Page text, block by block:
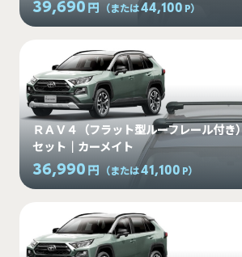
39,690 円 （または44,100 P）
ＲＡＶ４（フラット型ルーフレール付き
セット｜カーメイト
36,990円 （または41,100 P）